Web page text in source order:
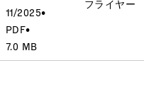
11/2025•
PDF•
7.0 MB
フライヤー